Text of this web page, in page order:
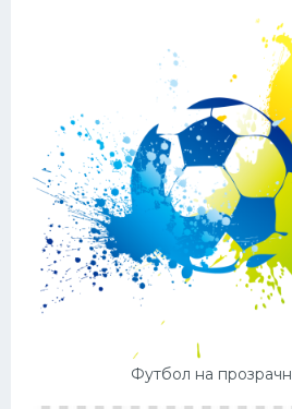
Футбол на